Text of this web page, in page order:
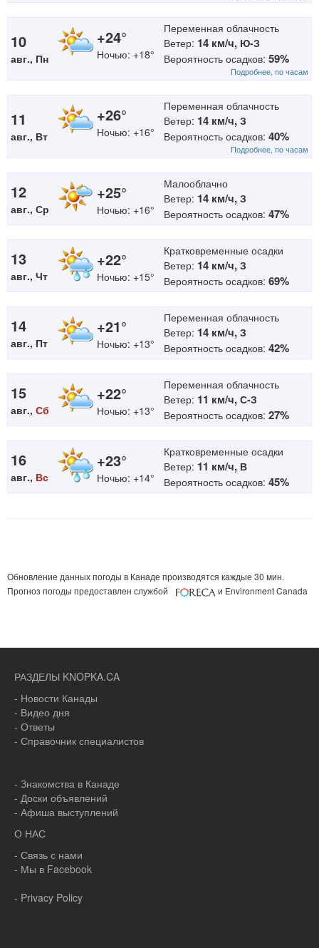
10
авг., Пн
+24°
Ночью: +18°
Переменная облачность
Ветер: 14 км/ч, Ю-З
Вероятность осадков: 59%
Подробнее, по часам
11
авг., Вт
+26°
Ночью: +16°
Переменная облачность
Ветер: 14 км/ч, З
Вероятность осадков: 40%
Подробнее, по часам
12
авг., Ср
+25°
Ночью: +16°
Малооблачно
Ветер: 14 км/ч, З
Вероятность осадков: 47%
13
авг., Чт
+22°
Ночью: +15°
Кратковременные осадки
Ветер: 14 км/ч, З
Вероятность осадков: 69%
14
авг., Пт
+21°
Ночью: +13°
Переменная облачность
Ветер: 14 км/ч, З
Вероятность осадков: 42%
15
авг., Сб
+22°
Ночью: +13°
Переменная облачность
Ветер: 11 км/ч, С-З
Вероятность осадков: 27%
16
авг., Вс
+23°
Ночью: +14°
Кратковременные осадки
Ветер: 11 км/ч, В
Вероятность осадков: 45%
Обновление данных погоды в Канаде производятся каждые 30 мин.
Прогноз погоды предоставлен службой
и Environment Canada
РАЗДЕЛЫ KNOPKA.CA
- Новости Канады
- Видео дня
- Ответы
- Справочник специалистов
- Знакомства в Канаде
- Доски объявлений
- Афиша выступлений
О НАС
- Связь с нами
- Мы в Facebook
- Privacy Policy